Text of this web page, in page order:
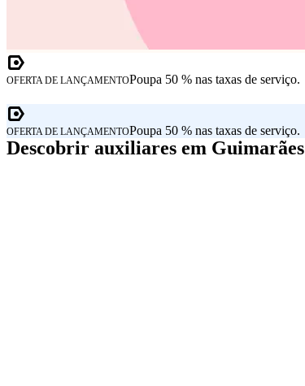
OFERTA DE LANÇAMENTOPoupa 50 % nas taxas de serviço.
OFERTA DE LANÇAMENTOPoupa 50 % nas taxas de serviço.
Descobrir auxiliares em Guimarães